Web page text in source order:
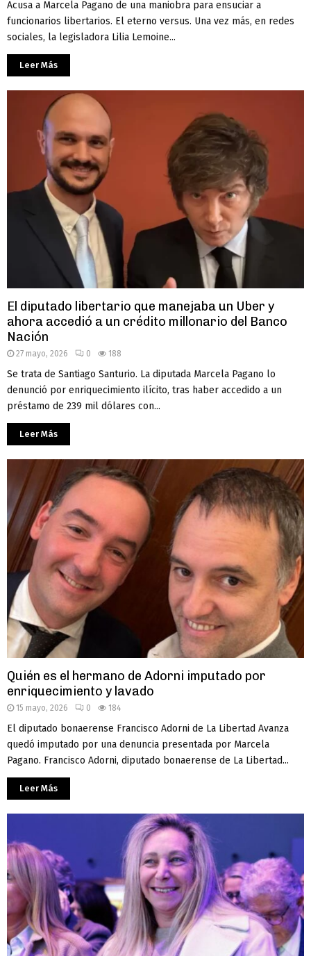
Acusa a Marcela Pagano de una maniobra para ensuciar a
funcionarios libertarios. El eterno versus. Una vez más, en redes
sociales, la legisladora Lilia Lemoine...
Leer Más
El diputado libertario que manejaba un Uber y
ahora accedió a un crédito millonario del Banco
Nación
27 mayo, 2026 0 188
Se trata de Santiago Santurio. La diputada Marcela Pagano lo
denunció por enriquecimiento ilícito, tras haber accedido a un
préstamo de 239 mil dólares con...
Leer Más
Quién es el hermano de Adorni imputado por
enriquecimiento y lavado
15 mayo, 2026 0 184
El diputado bonaerense Francisco Adorni de La Libertad Avanza
quedó imputado por una denuncia presentada por Marcela
Pagano. Francisco Adorni, diputado bonaerense de La Libertad...
Leer Más